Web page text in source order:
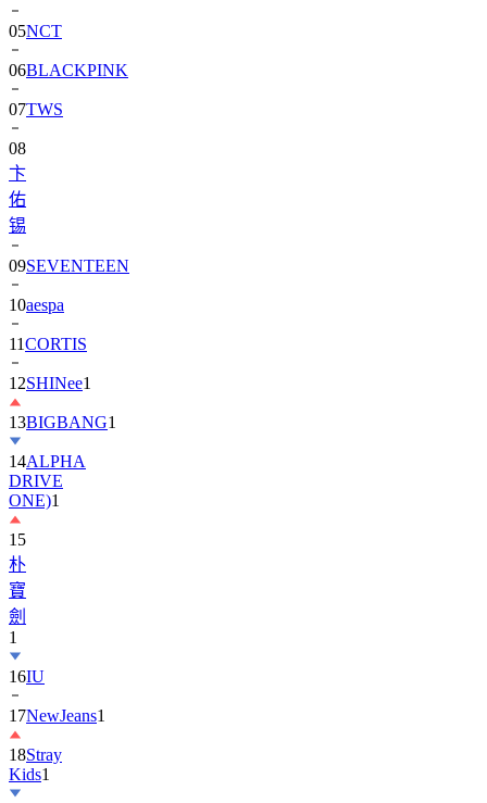
06BLACKPINK
07TWS
08
卞
佑
锡
09
10aespa
11CORTIS
12SHINee1
13BIGBANG
14ALPHA
DRIVE
ONE)1
15
朴
寶
劍
1
16
17NewJeans
18Stray
Kids
19ASTRO